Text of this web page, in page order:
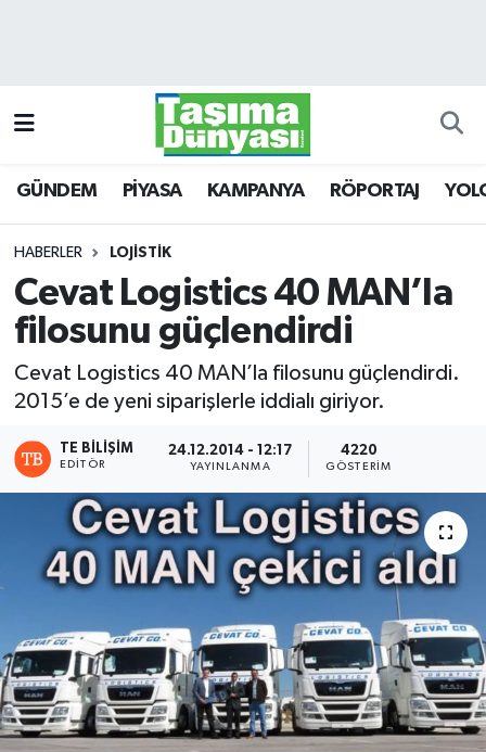
GÜNDEM PİYASA KAMPANYA RÖPORTAJ
HABERLER LOJİSTİK
Cevat Logistics 40 MAN’la
filosunu güçlendirdi
Cevat Logistics 40 MAN’la filosunu güçlendirdi.
2015’e de yeni siparişlerle iddialı giriyor.
TE BILIŞIM
EDITÖR
24.12.2014 - 12:17
YAYINLANMA
4220
GÖSTERIM
KAMPANYA
RÖPORTAJ
YOLCU TAŞIMA
E-GAZETE
TAŞITLAR
Trafik Durumu
Süper Lig Puan Durumu ve Fikstür
Tüm Manşetler
Son Dakika Haberleri